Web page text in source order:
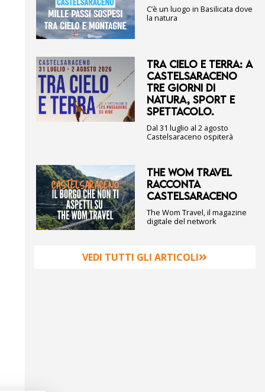
C’è un luogo in Basilicata dove
la natura
TRA CIELO E TERRA: A
CASTELSARACENO
TRE GIORNI DI
NATURA, SPORT E
SPETTACOLO.
Dal 31 luglio al 2 agosto
Castelsaraceno ospiterà
THE WOM TRAVEL
RACCONTA
CASTELSARACENO
The Wom Travel, il magazine
digitale del network
VEDI TUTTI GLI ARTICOLI